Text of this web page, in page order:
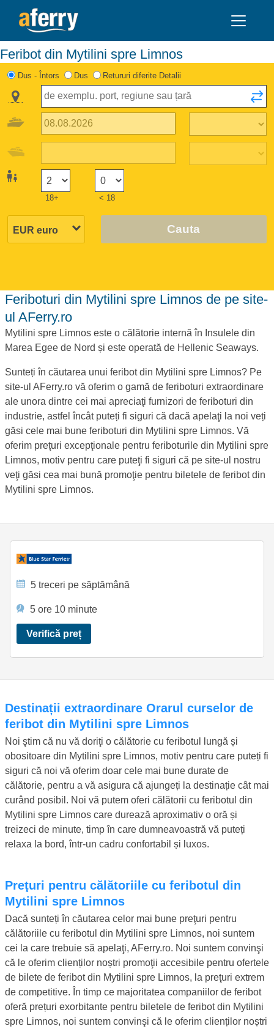
Feribot din Mytilini spre Limnos
Dus - Întors Dus Retururi diferite Detalii
18+ < 18
Cauta
Feriboturi din Mytilini spre Limnos de pe site-
ul AFerry.ro
Mytilini spre Limnos este o călătorie internă în Insulele din
Marea Egee de Nord și este operată de Hellenic Seaways.
Sunteți în căutarea unui feribot din Mytilini spre Limnos? Pe
site-ul AFerry.ro vă oferim o gamă de feriboturi extraordinare
ale unora dintre cei mai apreciaţi furnizori de feriboturi din
industrie, astfel încât puteți fi siguri că dacă apelaţi la noi veți
găsi cele mai bune feriboturi din Mytilini spre Limnos. Vă
oferim preţuri excepţionale pentru feriboturile din Mytilini spre
Limnos, motiv pentru care puteţi fi siguri că pe site-ul nostru
veţi găsi cea mai bună promoţie pentru biletele de feribot din
Mytilini spre Limnos.
5 treceri pe săptămână
5 ore 10 minute
Verifică preț
Destinații extraordinare Orarul curselor de
feribot din Mytilini spre Limnos
Noi ştim că nu vă doriţi o călătorie cu feribotul lungă și
obositoare din Mytilini spre Limnos, motiv pentru care puteți fi
siguri că noi vă oferim doar cele mai bune durate de
călătorie, pentru a vă asigura că ajungeți la destinație cât mai
curând posibil. Noi vă putem oferi călătorii cu feribotul din
Mytilini spre Limnos care durează aproximativ o oră și
treizeci de minute, timp în care dumneavoastră vă puteți
relaxa la bord, într-un cadru confortabil și luxos.
Preţuri pentru călătoriile cu feribotul din
Mytilini spre Limnos
Dacă sunteți în căutarea celor mai bune preţuri pentru
călătoriile cu feribotul din Mytilini spre Limnos, noi suntem
cei la care trebuie să apelaţi, AFerry.ro. Noi suntem convinşi
că le oferim clienților noștri promoţii accesibile pentru ofertele
de bilete de feribot din Mytilini spre Limnos, la preţuri extrem
de competitive. În timp ce majoritatea companiilor de feribot
oferă prețuri exorbitante pentru biletele de feribot din Mytilini
spre Limnos, noi suntem convinşi că le oferim clienților noștri